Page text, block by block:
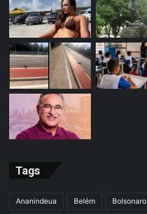
Tags
Ananindeua Belém Bolsonaro